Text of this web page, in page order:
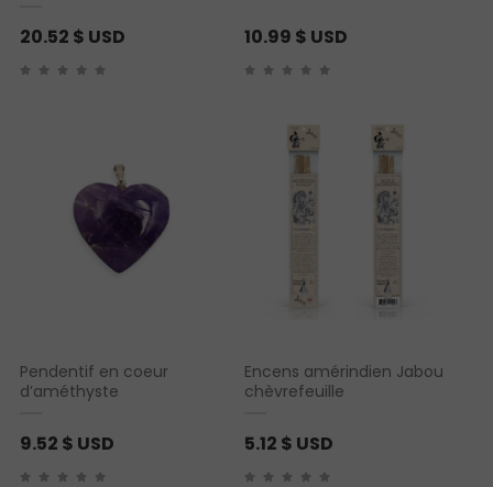
20.52 $ USD 10.99 $ USD
Pendentif en coeur
d’améthyste
9.52 $ USD
Encens amérindien Jabou
chèvrefeuille
5.12 $ USD